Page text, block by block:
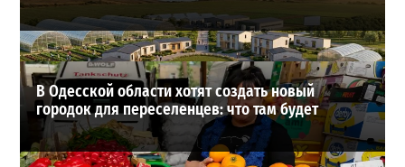
В Одесской области хотят создать новый
городок для переселенцев: что там будет